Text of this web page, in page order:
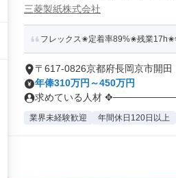
三菱製紙株式会社
フレックス✬​​​定着率89%✬​残業
〒617-0826京都府長岡京市開田
年俸310万円～450万円
求めている人材
業界未経験歓迎 年間休日120日以上